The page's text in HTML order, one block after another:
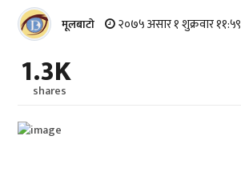
मूलबाटाे २०७५ असार १ शुक्रवार ११:५९
1.3K
shares